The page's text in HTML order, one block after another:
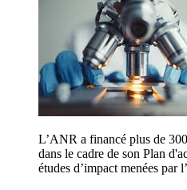
L’ANR a financé plus de
dans le cadre de son Plan
études d’impact menées par